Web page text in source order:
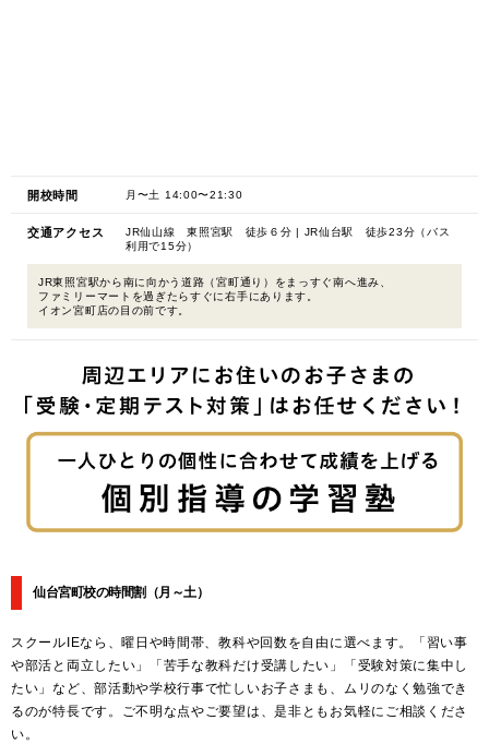
開校時間 月〜土 14:00〜21:30
交通アクセス
JR仙山線 東照宮駅 徒歩６分 | JR仙台駅 徒歩23分（バス
利用で15分）
JR東照宮駅から南に向かう道路（宮町通り）をまっすぐ南へ進み、
ファミリーマートを過ぎたらすぐに右手にあります。
イオン宮町店の目の前です。
仙台宮町校の時間割 （月～土）
スクールIEなら、曜日や時間帯、教科や回数を自由に選べます。「習い事
や部活と両立したい」「苦手な教科だけ受講したい」「受験対策に集中し
たい」など、部活動や学校行事で忙しいお子さまも、ムリのなく勉強でき
るのが特長です。ご不明な点やご要望は、是非ともお気軽にご相談くださ
い。